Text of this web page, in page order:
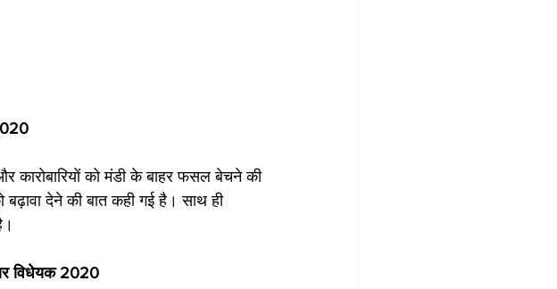
कारोबारियों को मंडी के बाहर फसल बेचने की
बढ़ावा देने की बात कही गई है। साथ ही
विधेयक 2020